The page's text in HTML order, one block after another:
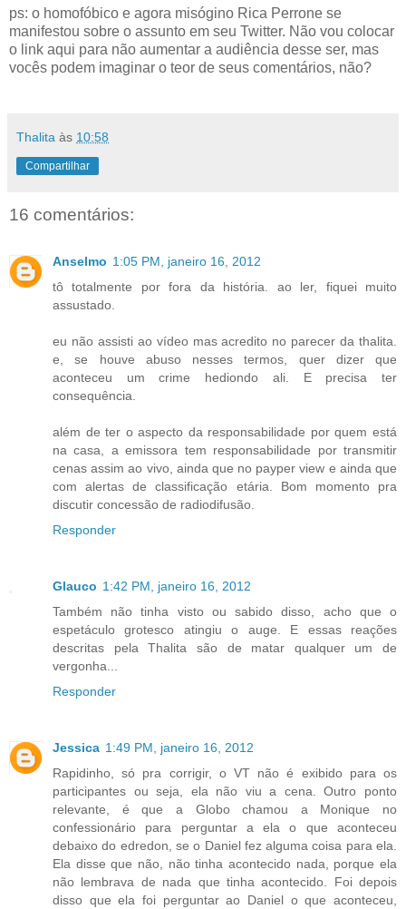
ps: o homofóbico e agora misógino Rica Perrone se
manifestou sobre o assunto em seu Twitter. Não vou colocar
o link aqui para não aumentar a audiência desse ser, mas
vocês podem imaginar o teor de seus comentários, não?
Thalita às 10:58
Compartilhar
16 comentários:
Anselmo 1:05 PM, janeiro 16, 2012
tô totalmente por fora da história. ao ler, fiquei muito
assustado.
eu não assisti ao vídeo mas acredito no parecer da thalita.
e, se houve abuso nesses termos, quer dizer que
aconteceu um crime hediondo ali. E precisa ter
consequência.
além de ter o aspecto da responsabilidade por quem está
na casa, a emissora tem responsabilidade por transmitir
cenas assim ao vivo, ainda que no payper view e ainda que
com alertas de classificação etária. Bom momento pra
discutir concessão de radiodifusão.
Responder
Glauco 1:42 PM, janeiro 16, 2012
Também não tinha visto ou sabido disso, acho que o
espetáculo grotesco atingiu o auge. E essas reações
descritas pela Thalita são de matar qualquer um de
vergonha...
Responder
Jessica 1:49 PM, janeiro 16, 2012
Rapidinho, só pra corrigir, o VT não é exibido para os
participantes ou seja, ela não viu a cena. Outro ponto
relevante, é que a Globo chamou a Monique no
confessionário para perguntar a ela o que aconteceu
debaixo do edredon, se o Daniel fez alguma coisa para ela.
Ela disse que não, não tinha acontecido nada, porque ela
não lembrava de nada que tinha acontecido. Foi depois
disso que ela foi perguntar ao Daniel o que aconteceu,